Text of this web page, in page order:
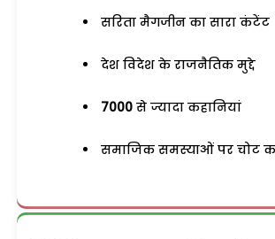
सरिता मैगजीन का सारा कंटेंट
देश विदेश के राजनैतिक मुद्दे
7000 से ज्यादा कहानियां
समाजिक समस्याओं पर चोट